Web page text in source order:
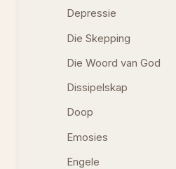
Depressie
Die Skepping
Die Woord van God
Dissipelskap
Doop
Emosies
Engele